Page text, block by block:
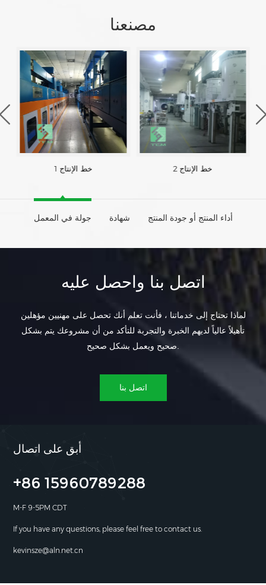
مصنعنا
خط الإنتاج 1 خط الإنتاج 2
جولة في المعمل شهادة أداء المنتج أو جودة المنتج
اتصل بنا واحصل عليه
لماذا تحتاج إلى خدماتنا ، فأنت تعلم أنك تحصل على مهنيين مؤهلين
تأهيلاً عالياً لديهم الخبرة والتجربة للتأكد من أن مشروعك يتم بشكل
صحيح ويعمل بشكل صحيح.
اتصل بنا
أبق على اتصال
+86 15960789288
M-F 9-5PM CDT
If you have any questions, please feel free to contact us.
kevinsze@aln.net.cn